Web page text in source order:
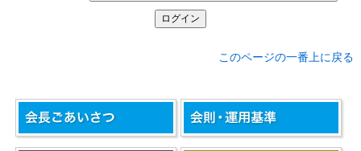
このページの一番上に戻る